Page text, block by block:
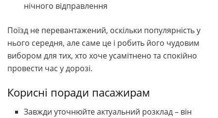
нічного відправлення
Поїзд не перевантажений, оскільки популярність у
нього середня, але саме це і робить його чудовим
вибором для тих, хто хоче усамітнено та спокійно
провести час у дорозі.
Корисні поради пасажирам
Завжди уточнюйте актуальний розклад – він